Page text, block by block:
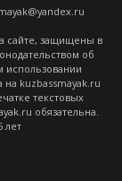
сайте, защищены в
об
на kuzbassmayak.ru
текстовых
обязательна.
лет